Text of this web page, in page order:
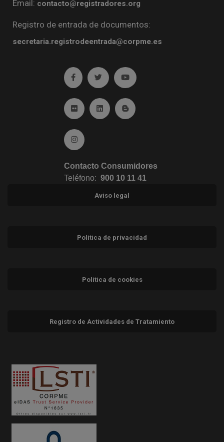
Email: contacto@registradores.org
Registro de entrada de documentos:
secretaria.registrodeentrada@corpme.es
Ir a facebook (abre en ventana nueva)
Ir a twitter (abre en ventana nueva)
Ir a YouTube (abre en
Ir a Flickr (abre en ventana nueva)
Ir a Linkedin (abre en ventana nueva)
Ir al Blog (abre en ventana
Ir a Instagram (abre en ventana nueva)
Contacto Consumidores
Teléfono: 900 10 11 41
Aviso legal
Política de privacidad
Política de cookies
Registro de Actividades de Tratamiento